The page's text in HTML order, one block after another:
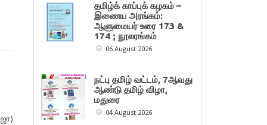
தமிழ்க் காப்புக் கழகம் –
இணைய அரங்கம்:
ஆளுமையர் உரை 173 &
174 ; நூலரங்கம்
06 August 2026
நட்பு தமிழ் வட்டம், 7ஆவது
ஆண்டு தமிழ் விழா,
மதுரை
04 August 2026